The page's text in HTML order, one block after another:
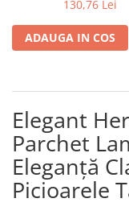
Exquisit 8 mm
Herringbone 8 mm
130,76 Lei
ADAUGA IN COS
Elegant
Parchet
Eleganță
Picioarele